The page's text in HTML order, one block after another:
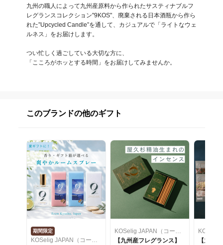
九州の職人によって九州産原料から作られたサスティナブルフ
レグランスコレクション"9KOS"、廃棄される日本酒瓶から作ら
れた”Upcycled Candle”を通して、カジュアルで「ライトなウェ
ルネス」をお届けします。
つい忙しく過ごしている大切な方に、
「こころがホッとする時間」をお届けしてみませんか。
このブランドの他のギフト
期間限定
KOSelig JAPAN（コーシェリジャパン）
KOSelig JAPAN（コーシェリジャパン）
【九州産フレグランス】
【九州